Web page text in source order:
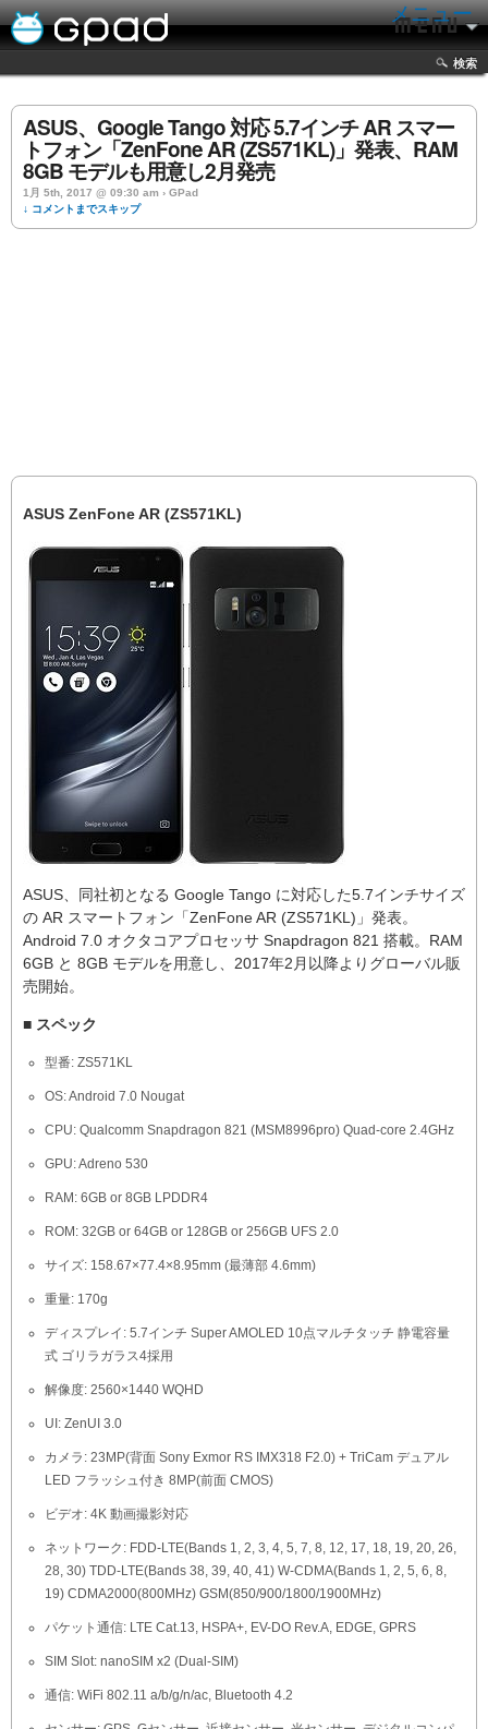
メニュー
検索
ASUS、Google Tango 対応 5.7インチ AR スマー
トフォン「ZenFone AR (ZS571KL)」発表、RAM
8GB モデルも用意し2月発売
1月 5th, 2017 @ 09:30 am › GPad
↓ コメントまでスキップ
ASUS ZenFone AR (ZS571KL)
ASUS、同社初となる Google Tango に対応した5.7インチサイズ
の AR スマートフォン「ZenFone AR (ZS571KL)」発表。
Android 7.0 オクタコアプロセッサ Snapdragon 821 搭載。RAM
6GB と 8GB モデルを用意し、2017年2月以降よりグローバル販
売開始。
■ スペック
型番: ZS571KL
OS: Android 7.0 Nougat
CPU: Qualcomm Snapdragon 821 (MSM8996pro) Quad-core 2.4GHz
GPU: Adreno 530
RAM: 6GB or 8GB LPDDR4
ROM: 32GB or 64GB or 128GB or 256GB UFS 2.0
サイズ: 158.67×77.4×8.95mm (最薄部 4.6mm)
重量: 170g
ディスプレイ: 5.7インチ Super AMOLED 10点マルチタッチ 静電容量
式 ゴリラガラス4採用
解像度: 2560×1440 WQHD
UI: ZenUI 3.0
カメラ: 23MP(背面 Sony Exmor RS IMX318 F2.0) + TriCam デュアル
LED フラッシュ付き 8MP(前面 CMOS)
ビデオ: 4K 動画撮影対応
ネットワーク: FDD-LTE(Bands 1, 2, 3, 4, 5, 7, 8, 12, 17, 18, 19, 20, 26,
28, 30) TDD-LTE(Bands 38, 39, 40, 41) W-CDMA(Bands 1, 2, 5, 6, 8,
19) CDMA2000(800MHz) GSM(850/900/1800/1900MHz)
パケット通信: LTE Cat.13, HSPA+, EV-DO Rev.A, EDGE, GPRS
SIM Slot: nanoSIM x2 (Dual-SIM)
通信: WiFi 802.11 a/b/g/n/ac, Bluetooth 4.2